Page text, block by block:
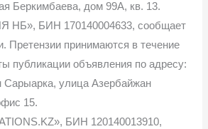
Беркимбаева, дом 99А, кв. 13.
НБ», БИН 170140004633, сообщает
Претензии принимаются в течение
публикации объявления по адресу:
Сарыарка, улица Азербайжан
15.
БИН 120140013910,